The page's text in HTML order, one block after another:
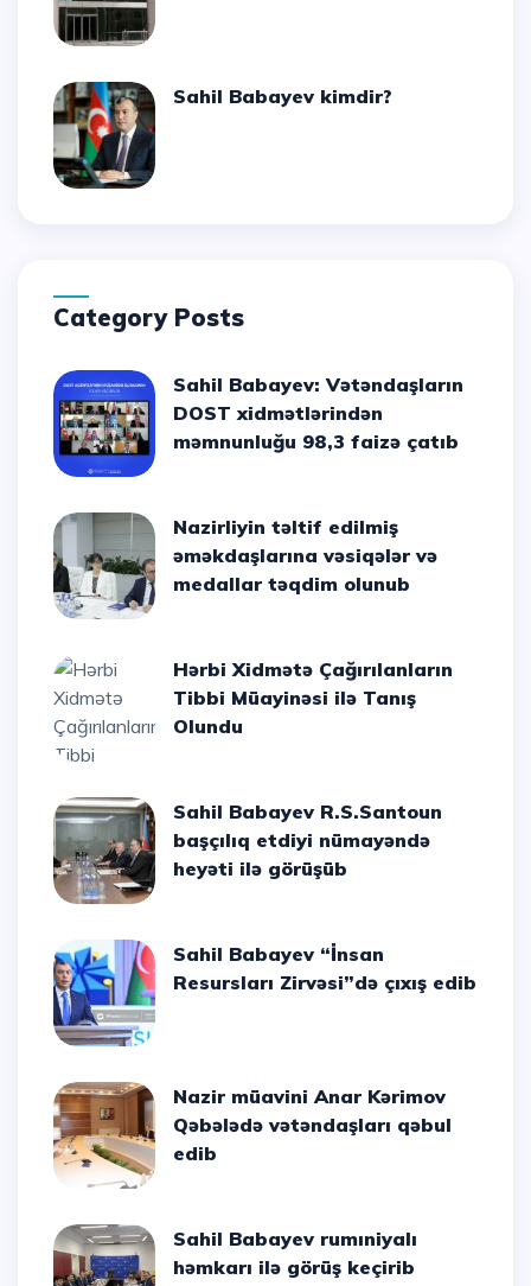
Sahil Babayev kimdir?
Category Posts
Sahil Babayev: Vətəndaşların
DOST xidmətlərindən
məmnunluğu 98,3 faizə çatıb
Nazirliyin təltif edilmiş
əməkdaşlarına vəsiqələr və
medallar təqdim olunub
Hərbi Xidmətə Çağırılanların
Tibbi Müayinəsi ilə Tanış
Olundu
Sahil Babayev R.S.Santoun
başçılıq etdiyi nümayəndə
heyəti ilə görüşüb
Sahil Babayev “İnsan
Resursları Zirvəsi”də çıxış edib
Nazir müavini Anar Kərimov
Qəbələdə vətəndaşları qəbul
edib
Sahil Babayev rumıniyalı
həmkarı ilə görüş keçirib